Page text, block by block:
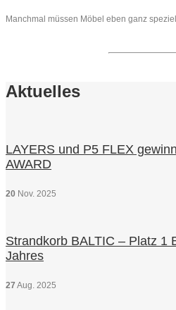
Manchmal müssen Möbel eben ganz
Aktuelles
LAYERS und P5 FLEX
AWARD
20 Nov. 2025
Strandkorb BALTIC – Platz 1
Jahres
27 Aug. 2025